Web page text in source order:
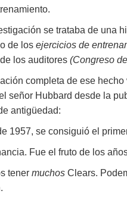
se trataba de una
de los ejercicios de
los auditores (Congreso
completa de ese
señor Hubbard desde la
antigüedad:
1957, se consiguió el
Fue el fruto de los
tener muchos Clears.